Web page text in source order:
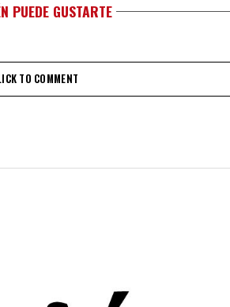
PUEDE GUSTARTE
TO COMMENT